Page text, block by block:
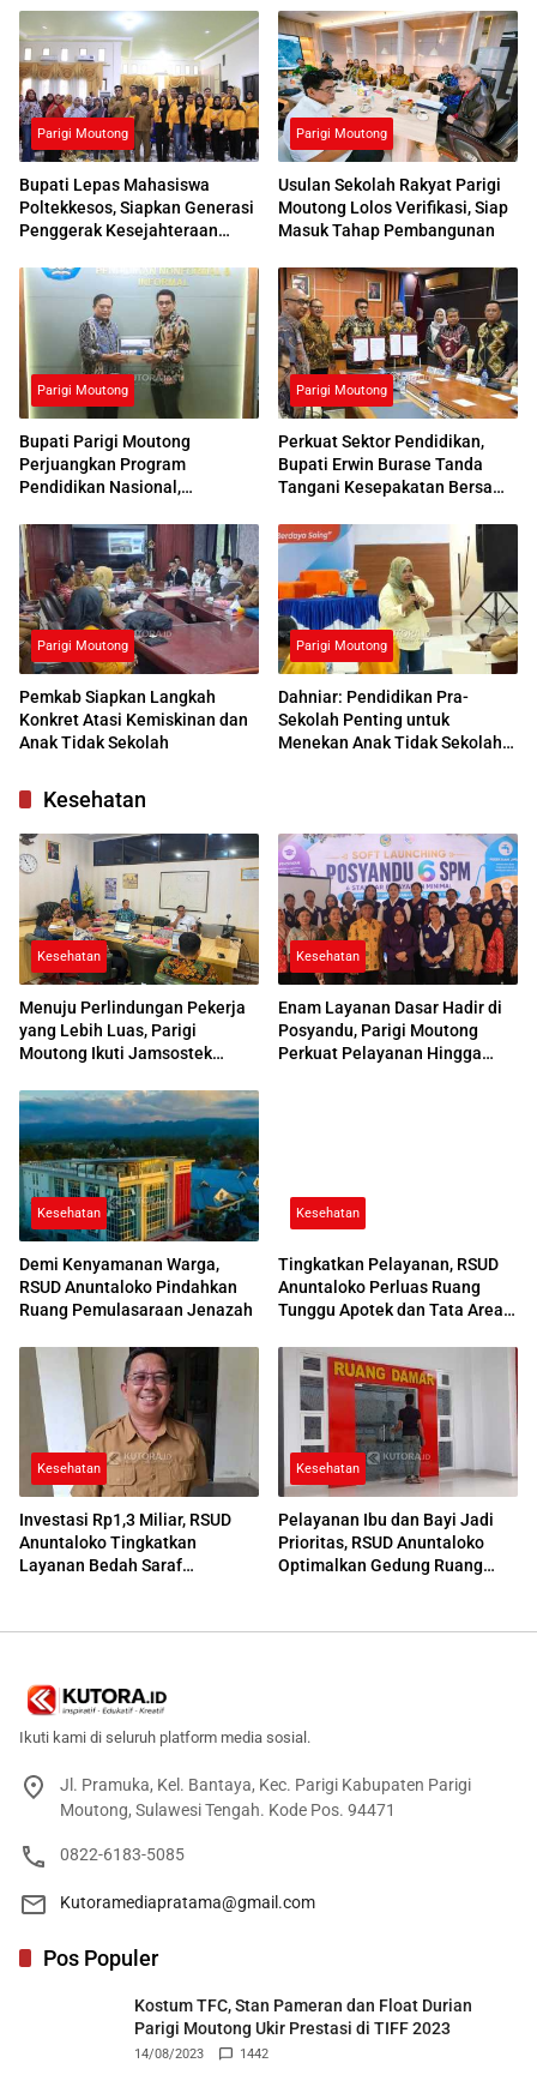
Parigi Moutong
Bupati Lepas Mahasiswa
Poltekkesos, Siapkan Generasi
Penggerak Kesejahteraan
Parigi Moutong
Usulan Sekolah Rakyat Parigi
Moutong Lolos Verifikasi, Siap
Masuk Tahap Pembangunan
Parigi Moutong
Bupati Parigi Moutong
Perjuangkan Program
Pendidikan Nasional,
Respons Positif
Parigi Moutong
Perkuat Sektor Pendidikan,
Bupati Erwin Burase Tanda
Tangani Kesepakatan Bersama
Parigi Moutong
Pemkab Siapkan Langkah
Konkret Atasi Kemiskinan dan
Anak Tidak Sekolah
Parigi Moutong
Dahniar: Pendidikan Pra-
Sekolah Penting untuk
Menekan Anak Tidak Sekolah
Kesehatan
Kesehatan
Menuju Perlindungan Pekerja
yang Lebih Luas, Parigi
Moutong Ikuti Jamsostek
Kesehatan
Enam Layanan Dasar Hadir di
Posyandu, Parigi Moutong
Perkuat Pelayanan Hingga
Kesehatan
Demi Kenyamanan Warga,
RSUD Anuntaloko Pindahkan
Ruang Pemulasaraan Jenazah
Kesehatan
Tingkatkan Pelayanan, RSUD
Anuntaloko Perluas Ruang
Tunggu Apotek dan Tata Area
Kesehatan
Investasi Rp1,3 Miliar, RSUD
Anuntaloko Tingkatkan
Layanan Bedah Saraf
Kesehatan
Pelayanan Ibu dan Bayi Jadi
Prioritas, RSUD Anuntaloko
Optimalkan Gedung Ruang
Ikuti kami di seluruh platform media sosial.
Jl. Pramuka, Kel. Bantaya, Kec. Parigi Kabupaten Parigi
Moutong, Sulawesi Tengah. Kode Pos. 94471
0822-6183-5085
Kutoramediapratama@gmail.com
Pos Populer
Kostum TFC, Stan Pameran dan Float Durian
Parigi Moutong Ukir Prestasi di TIFF 2023
14/08/2023 1442